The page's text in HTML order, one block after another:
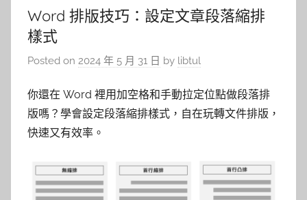
學
圖
書
館
參
Word 排版技巧：設定文章段落縮排
樣式
Posted on 2024 年 5 月 31 日 by libtul
你還在 Word 裡用加空格和手動拉定位點做段落排
版嗎？學會設定段落縮排樣式，自在玩轉文件排版，
快速又有效率。